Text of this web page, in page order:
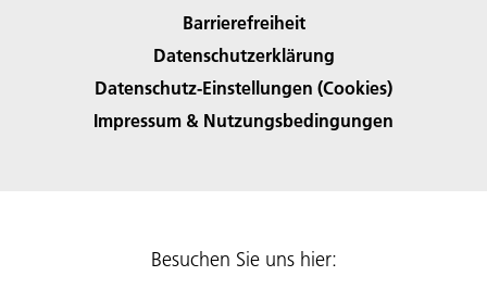
Barrierefreiheit
Datenschutzerklärung
Datenschutz-Einstellungen (Cookies)
Impressum & Nutzungsbedingungen
Besuchen Sie uns hier: